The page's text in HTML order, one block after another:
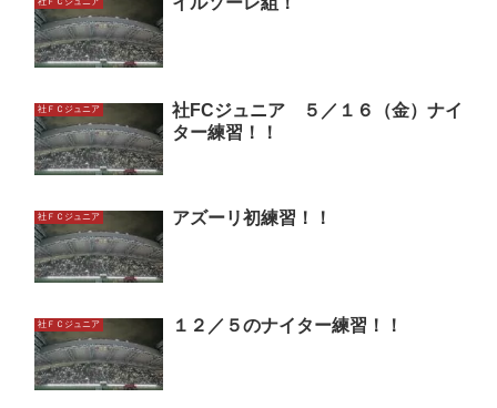
社ＦＣジュニア
社FCジュニア ５／１６（金）ナイ
ター練習！！
社ＦＣジュニア アズーリ初練習！！
社ＦＣジュニア １２／５のナイター練習！！